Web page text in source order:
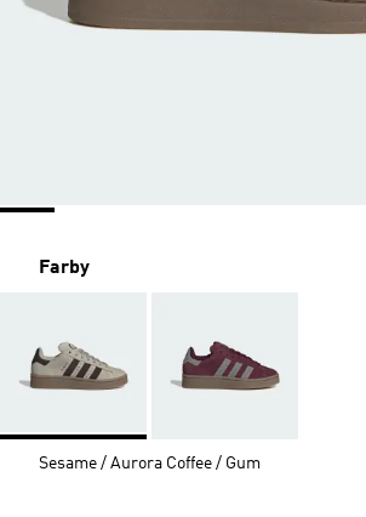
Farby
Sesame / Aurora Coffee / Gum